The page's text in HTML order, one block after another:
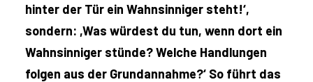
hinter der Tür ein Wahnsinniger steht!‘,
sondern: ,Was würdest du tun, wenn dort ein
Wahnsinniger stünde? Welche Handlungen
folgen aus der Grundannahme?‘ So führt das